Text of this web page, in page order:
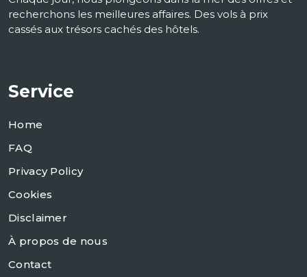
recherchons les meilleures affaires. Des vols à prix
cassés aux trésors cachés des hôtels.
Service
Home
FAQ
Privacy Policy
Cookies
Disclaimer
À propos de nous
Contact